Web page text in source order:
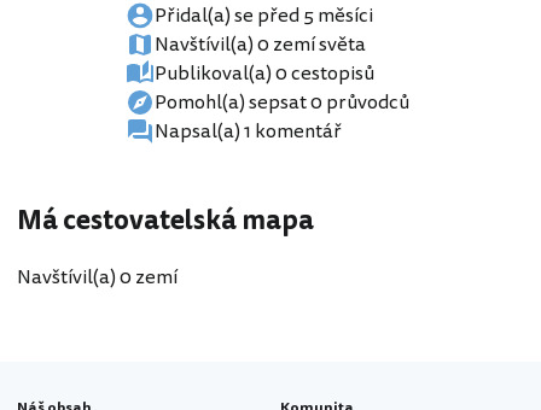
Přidal(a) se před 5 měsíci
Navštívil(a) 0 zemí světa
Publikoval(a) 0 cestopisů
Pomohl(a) sepsat 0 průvodců
Napsal(a) 1 komentář
Má cestovatelská mapa
Navštívil(a) 0 zemí